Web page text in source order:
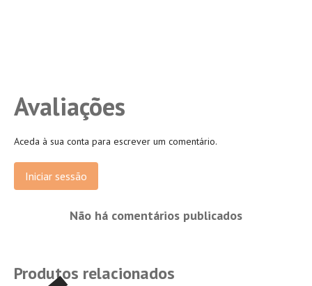
Avaliações
Aceda à sua conta para escrever um comentário.
Iniciar sessão
Não há comentários publicados
Produtos relacionados